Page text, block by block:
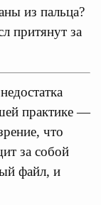
из пальца?
притянут за
практике —
что
за собой
файл, и